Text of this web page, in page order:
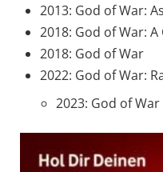
2013: God of War:
2018: God of War:
2018: God of War
2022: God of War:
2023: God of